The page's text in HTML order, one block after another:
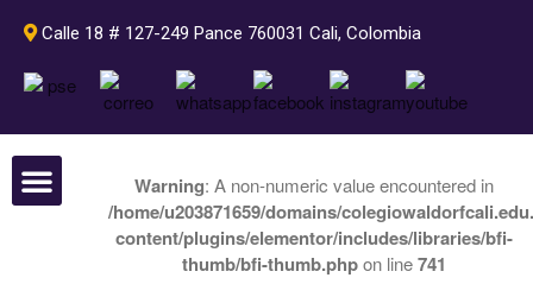
Pedagogía
Pedagogía Waldorf
Plan de estudios Waldorf
Calle 18 # 127-249 Pance 760031 Cali, Colombia
Warning: A non-numeric value encountered in
/home/u203871659/domains/
content/plugins/elementor/includes/libraries/bfi-
thumb/bfi-thumb.phpon line741